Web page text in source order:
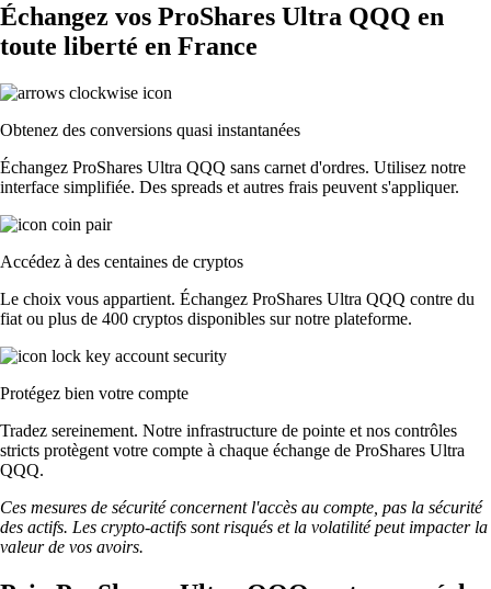
Échangez vos ProShares Ultra QQQ en
toute liberté en France
Obtenez des conversions quasi instantanées
Échangez ProShares Ultra QQQ sans carnet d'ordres. Utilisez notre
interface simplifiée. Des spreads et autres frais peuvent s'appliquer.
Accédez à des centaines de cryptos
Le choix vous appartient. Échangez ProShares Ultra QQQ contre du
fiat ou plus de 400 cryptos disponibles sur notre plateforme.
Protégez bien votre compte
Tradez sereinement. Notre infrastructure de pointe et nos contrôles
stricts protègent votre compte à chaque échange de ProShares Ultra
QQQ.
Ces mesures de sécurité concernent l'accès au compte, pas la sécurité
des actifs. Les crypto-actifs sont risqués et la volatilité peut impacter la
valeur de vos avoirs.